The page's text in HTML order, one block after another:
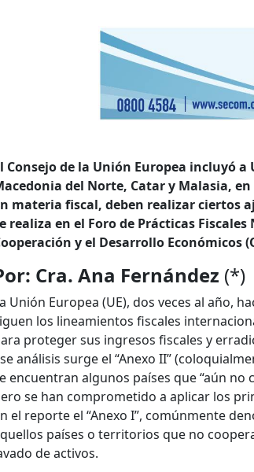
Consejo de la Unión Europea incluyó
del Norte, Catar y Malasia,
materia fiscal, deben realizar ciertos
realiza en el Foro de Prácticas
y el Desarrollo Económicos
Cra. Ana Fernández (*)
Unión Europea (UE), dos veces al año,
los lineamientos fiscales
proteger sus ingresos fiscales y
análisis surge el “Anexo II”
encuentran algunos países que “aún
se han comprometido a aplicar los
el reporte el “Anexo I”, comúnmente
países o territorios que no
de activos.